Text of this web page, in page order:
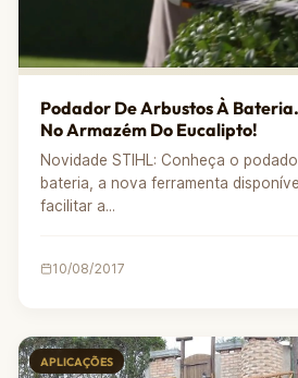
Podador De Arbustos À
No Armazém Do Eucalipto!
Novidade STIHL: Conheça o
bateria, a nova ferramenta
facilitar a...
10/08/2017
APLICAÇÕES